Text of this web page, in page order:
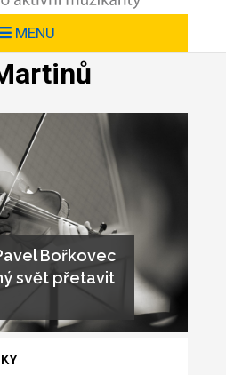
MENU
Bořkovec
svět přetavit